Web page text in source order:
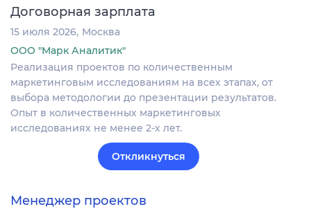
Договорная зарплата
15 июля 2026 Москва
ООО "Марк Аналитик"
Реализация проектов по количественным
маркетинговым исследованиям на всех этапах, от
выбора методологии до презентации результатов.
Опыт в количественных маркетинговых
исследованиях не менее 2-х лет.
Откликнуться
Менеджер проектов